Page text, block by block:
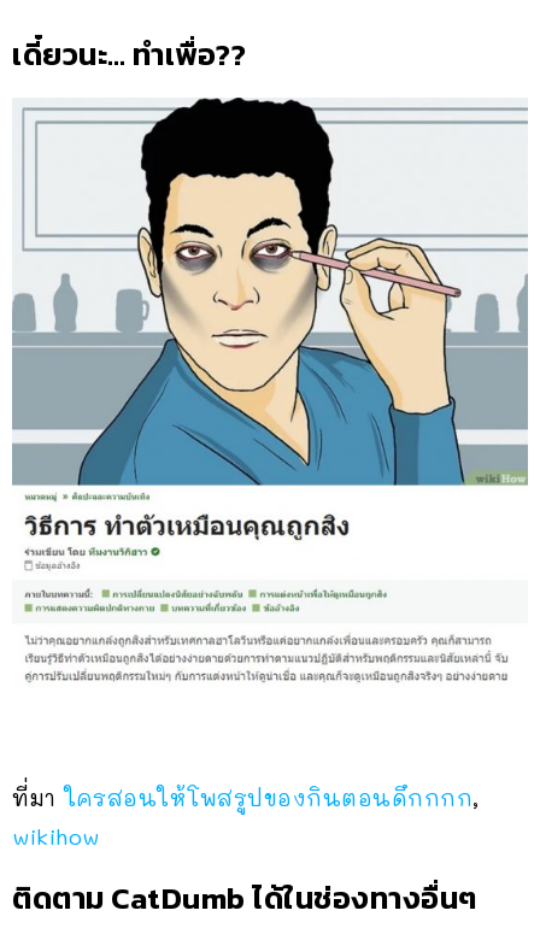
เดี๋ยวนะ… ทำเพื่อ??
ที่มาใครสอนให้โพสรูปของกินตอนดึกกกก,
wikihow
ติดตาม CatDumb ได้ในช่องทางอื่นๆ